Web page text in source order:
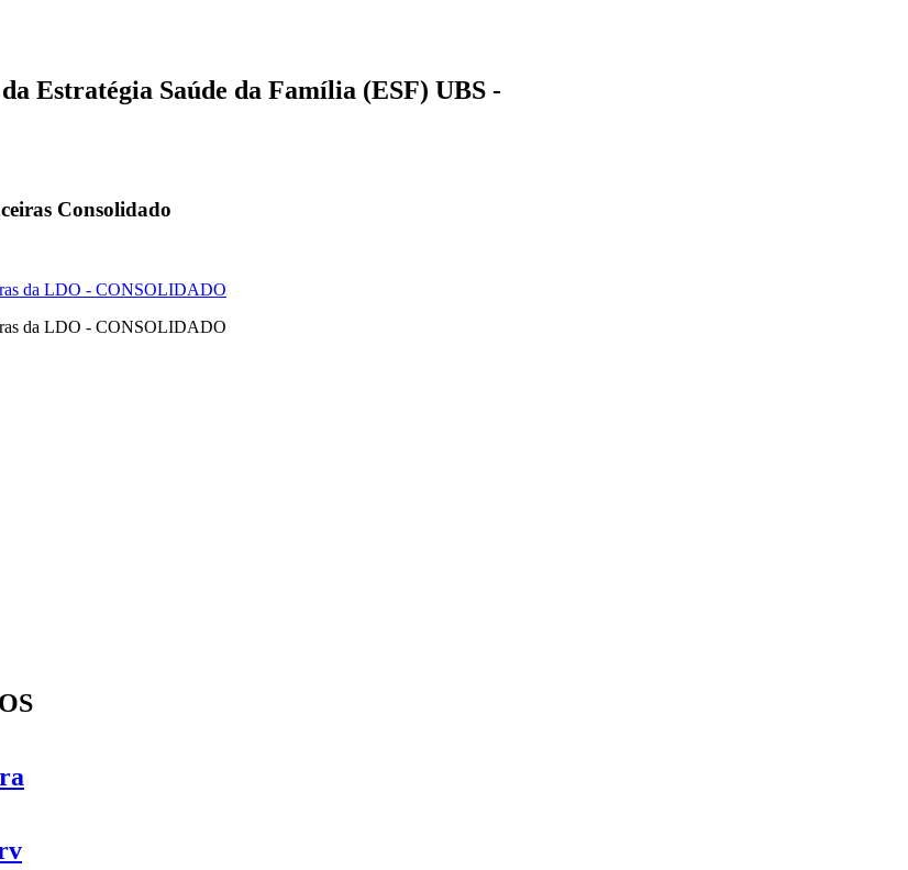
Estratégia Saúde da Família (ESF) UBS -
Consolidado
da LDO - CONSOLIDADO
da LDO - CONSOLIDADO